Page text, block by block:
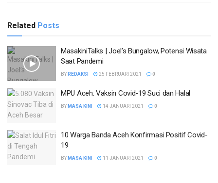
Related Posts
MasakiniTalks | Joel’s Bungalow, Potensi Wisata
Saat Pandemi
BY REDAKSI 25 FEBRUARI 2021 0
MPU Aceh: Vaksin Covid-19 Suci dan Halal
BY MASA KINI 14 JANUARI 2021 0
10 Warga Banda Aceh Konfirmasi Positif Covid-
19
BY MASA KINI 11 JANUARI 2021 0